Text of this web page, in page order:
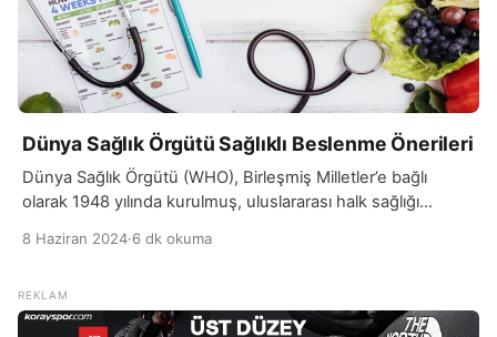
Dünya Sağlık Örgütü Sağlıklı Beslenme Önerileri
Dünya Sağlık Örgütü (WHO), Birleşmiş Milletler’e bağlı
olarak 1948 yılında kurulmuş, uluslararası halk sağlığı
İsviçre’nin Cenevre kentinde bulunan WHO, dünya
yayılmasını önlemeyi amaçlar. Kuruluşundan bu yana,
bulaşıcı hastalıklarla mücadele, bağışıklık programları ve
8 Haziran 2024·6 dk okuma